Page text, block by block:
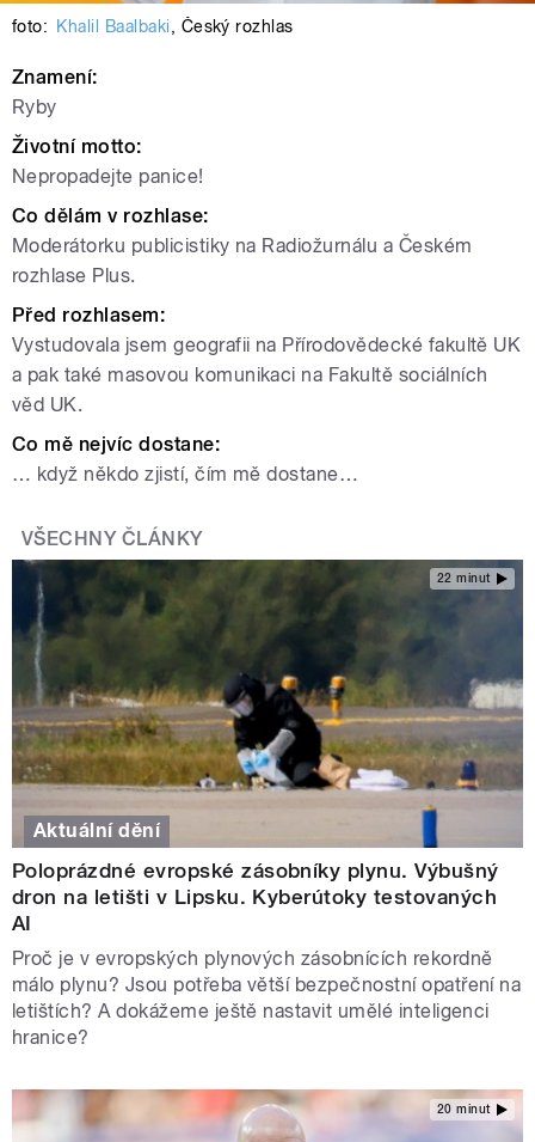
foto: Khalil Baalbaki, Český rozhlas
Znamení:
Ryby
Životní motto:
Nepropadejte panice!
Co dělám v rozhlase:
Moderátorku publicistiky na Radiožurnálu a Českém
rozhlase Plus.
Před rozhlasem:
Vystudovala jsem geografii na Přírodovědecké fakultě UK
a pak také masovou komunikaci na Fakultě sociálních
věd UK.
Co mě nejvíc dostane:
… když někdo zjistí, čím mě dostane…
VŠECHNY ČLÁNKY
22 minut
Aktuální dění
Poloprázdné evropské zásobníky plynu. Výbušný
dron na letišti v Lipsku. Kyberútoky testovaných
AI
Proč je v evropských plynových zásobnících rekordně
málo plynu? Jsou potřeba větší bezpečnostní opatření na
letištích? A dokážeme ještě nastavit umělé inteligenci
hranice?
20 minut